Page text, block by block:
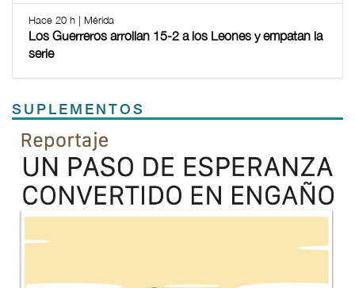
Hace 20 h | Mérida
Los Guerreros arrollan 15-2 a los Leones y empatan la
serie
SUPLEMENTOS